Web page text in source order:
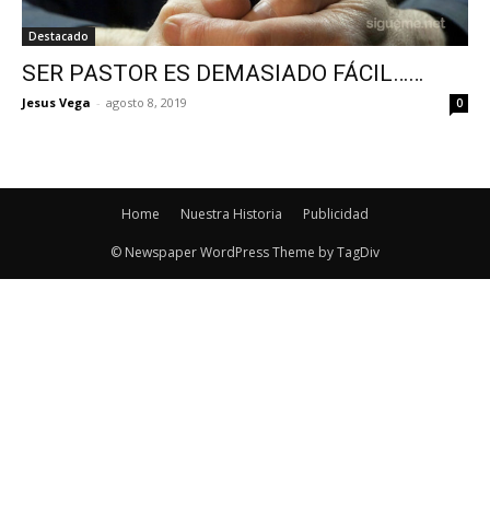
Destacado
SER PASTOR ES DEMASIADO FÁCIL……
Jesus Vega - agosto 8, 2019 0
Home Nuestra Historia Publicidad
© Newspaper WordPress Theme by TagDiv